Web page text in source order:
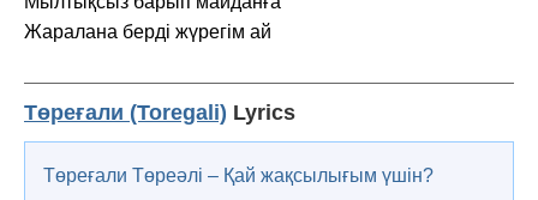
Жаралана берді жүрегім ай
Төреғали (Toregali) Lyrics
Төреғали Төреәлі – Қай жақсылығым үшін?